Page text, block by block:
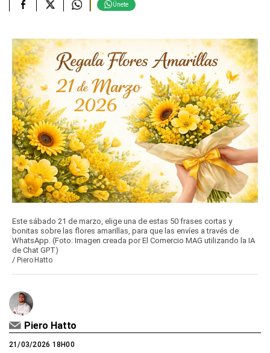
Únete
Este sábado 21 de marzo, elige una de estas 50 frases cortas y
bonitas sobre las flores amarillas, para que las envíes a través de
WhatsApp. (Foto: Imagen creada por El Comercio MAG utilizando la IA
de Chat GPT)
/ Piero Hatto
Piero Hatto
21/03/2026 18H00